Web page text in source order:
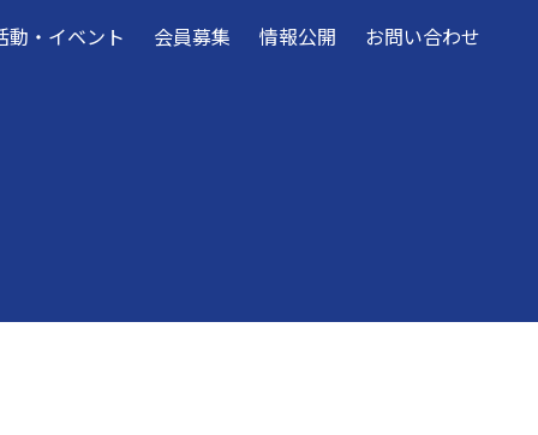
動・イベント 会員募集 情報公開 お問い合わせ